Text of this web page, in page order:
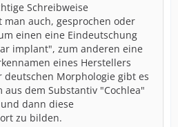
Schreibweise
auch, gesprochen oder
einen eine Eindeutschung
implant", zum anderen eine
eines Herstellers
deutschen Morphologie gibt es
dem Substantiv "Cochlea"
dann diese
zu bilden.